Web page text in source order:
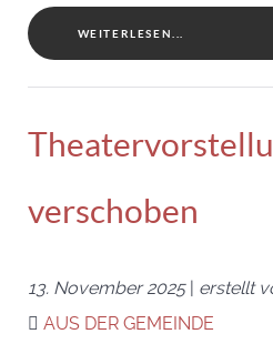
WEITERLESEN...
verschoben
13. November 2025
erstellt
AUS DER GEMEINDE